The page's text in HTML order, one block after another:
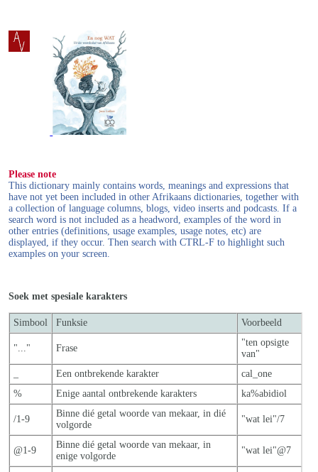
Please note
This dictionary mainly contains words, meanings and expressions that
have not yet been included in other Afrikaans dictionaries, together with
a collection of language columns, blogs, video inserts and podcasts. If a
search word is not included as a headword, examples of the word in
other entries (definitions, usage examples, usage notes, etc) are
displayed, if they occur. Then search with CTRL-F to highlight such
examples on your screen.
Soek met spesiale karakters
Simbool Funksie Voorbeeld
"..." Frase
"ten opsigte
van"
Een ontbrekende karakter
cal_one
%
Enige aantal ontbrekende karakters ka%abidiol
/1-9
Binne dié getal woorde van mekaar, in dié
volgorde
"wat lei"/7
@1-9
Binne dié getal woorde van mekaar, in
enige volgorde
"wat lei"@7